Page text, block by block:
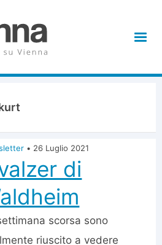
• 26 Luglio 2021
di
scorsa sono
riuscito a vedere